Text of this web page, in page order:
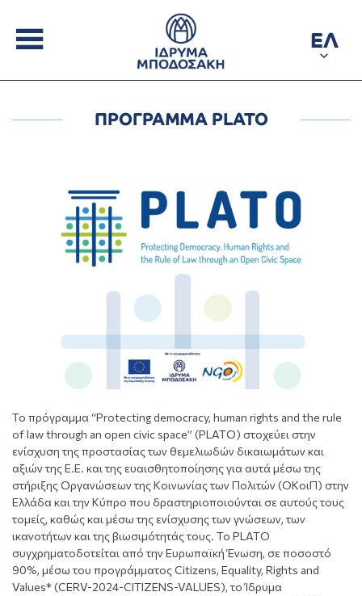
ΕΛ
ΠΡΟΓΡΑΜΜΑ PLATO
Το πρόγραμμα “Protecting democracy, human rights and the rule
of law through an open civic space” (PLATO) στοχεύει στην
ενίσχυση της προστασίας των θεμελιωδών δικαιωμάτων και
αξιών της Ε.Ε. και της ευαισθητοποίησης για αυτά μέσω της
στήριξης Οργανώσεων της Κοινωνίας των Πολιτών (ΟΚοιΠ) στην
Ελλάδα και την Κύπρο που δραστηριοποιούνται σε αυτούς τους
τομείς, καθώς και μέσω της ενίσχυσης των γνώσεων, των
ικανοτήτων και της βιωσιμότητάς τους. Το PLATO
συγχρηματοδοτείται από την Ευρωπαϊκή Ένωση, σε ποσοστό
90%, μέσω του προγράμματος Citizens, Equality, Rights and
Values* (CERV-2024-CITIZENS-VALUES), το Ίδρυμα